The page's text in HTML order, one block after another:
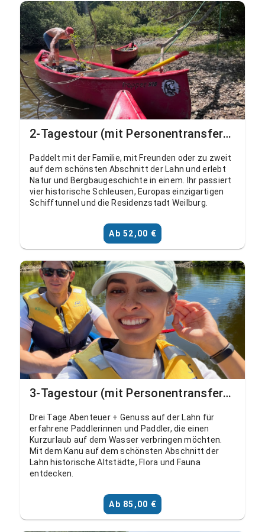
2-Tagestour (mit Personentransfer) Solms, Schohleck - Aumenau
Paddelt mit der Familie, mit Freunden oder zu zweit
auf dem schönsten Abschnitt der Lahn und erlebt
Natur und Bergbaugeschichte in einem. Ihr passiert
vier historische Schleusen, Europas einzigartigen
Schifftunnel und die Residenzstadt Weilburg.
Ab 52,00 €
3-Tagestour (mit Personentransfer) Dorlar - Schohleck - Weilburg - Aumenau
Drei Tage Abenteuer + Genuss auf der Lahn für
erfahrene Paddlerinnen und Paddler, die einen
Kurzurlaub auf dem Wasser verbringen möchten.
Mit dem Kanu auf dem schönsten Abschnitt der
Lahn historische Altstädte, Flora und Fauna
entdecken.
Ab 85,00 €